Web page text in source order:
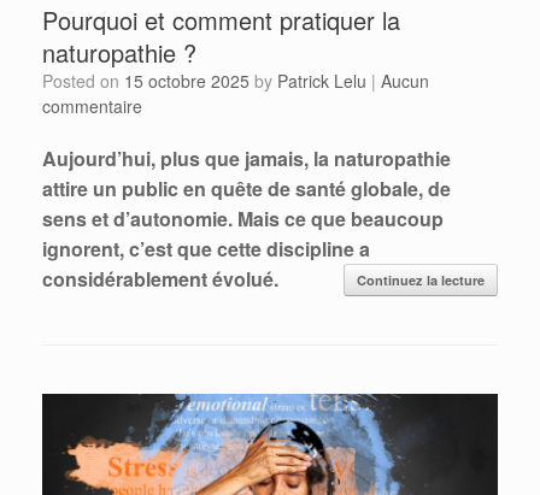
Pourquoi et comment pratiquer la
naturopathie ?
Posted on 15 octobre 2025 by Patrick Lelu | Aucun
commentaire
Aujourd’hui, plus que jamais, la naturopathie
attire un public en quête de santé globale, de
sens et d’autonomie. Mais ce que beaucoup
ignorent, c’est que cette discipline a
considérablement évolué.
Continuez la lecture